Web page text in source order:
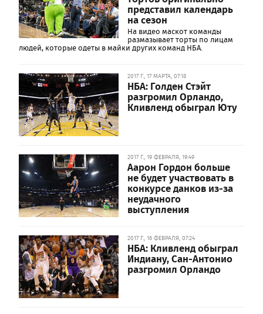
представил календарь
на сезон
На видео маскот команды
размазывает торты по лицам
людей, которые одеты в майки других команд НБА.
2017 Г., 17 МАРТА, 07:18
НБА: Голден Стэйт
разгромил Орландо,
Кливленд обыграл Юту
2017 Г., 19 ФЕВРАЛЯ, 19:49
Аарон Гордон больше
не будет участвовать в
конкурсе данков из-за
неудачного
выступления
2017 Г., 16 ФЕВРАЛЯ, 07:24
НБА: Кливленд обыграл
Индиану, Сан-Антонио
разгромил Орландо